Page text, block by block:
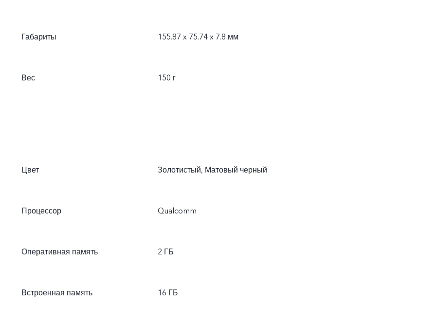
Габариты 155.87 x 75.74 x 7.8 мм
Вес 150 г
Цвет Золотистый, Матовый черный
Процессор Qualcomm
Оперативная память 2 ГБ
Встроенная память 16 ГБ